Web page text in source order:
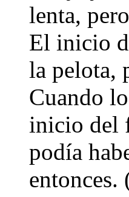
lenta,
El inicio
la pelota,
Cuando
inicio del
podía